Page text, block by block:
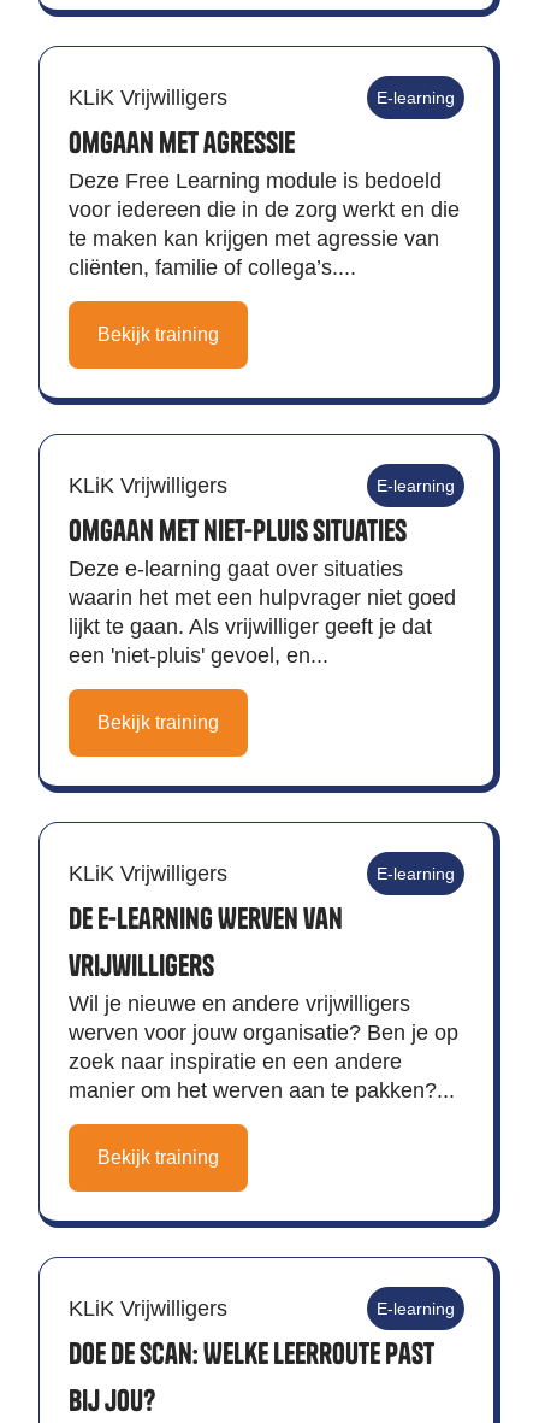
KLiK Vrijwilligers E-learning
Omgaan met agressie
Deze Free Learning module is bedoeld
voor iedereen die in de zorg werkt en die
te maken kan krijgen met agressie van
cliënten, familie of collega’s....
Bekijk training
KLiK Vrijwilligers E-learning
Omgaan met niet-pluis situaties
Deze e-learning gaat over situaties
waarin het met een hulpvrager niet goed
lijkt te gaan. Als vrijwilliger geeft je dat
een 'niet-pluis' gevoel, en...
Bekijk training
KLiK Vrijwilligers E-learning
De e-learning Werven van
vrijwilligers
Wil je nieuwe en andere vrijwilligers
werven voor jouw organisatie? Ben je op
zoek naar inspiratie en een andere
manier om het werven aan te pakken?...
Bekijk training
KLiK Vrijwilligers E-learning
Doe de scan: Welke Leerroute past
bij jou?